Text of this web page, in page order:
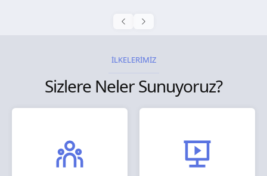
İLKELERİMİZ
Sizlere Neler Sunuyoruz?